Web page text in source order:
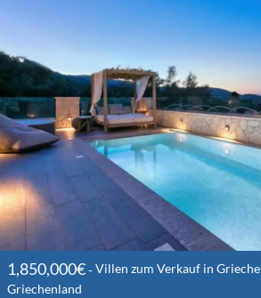
1,850,000€
Villen zum Verkauf in
Griechenland